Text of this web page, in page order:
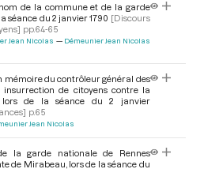
de la commune et de la garde
séance du 2 janvier 1790 [Discours
pp.64-65
Jean Nicolas
Démeunier Jean Nicolas
mémoire du contrôleur général des
de citoyens contre la
lors de la séance du 2 janvier
p.65
Jean Nicolas
la garde nationale de Rennes
de Mirabeau, lors de la séance du